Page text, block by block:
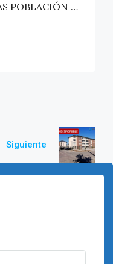
PROPIEDAD CON 3 CABAÑAS POBLACIÓN ROSS – PICHILEMU
Siguiente